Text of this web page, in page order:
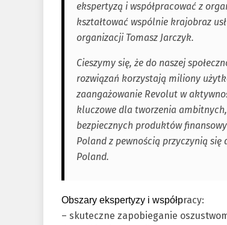
ekspertyzą i współpracować z
kształtować wspólnie krajobraz
organizacji Tomasz Jarczyk.
Cieszymy się, że do naszej
rozwiązań korzystają miliony
zaangażowanie Revolut w
kluczowe dla tworzenia
bezpiecznych produktów
Poland z pewnością przyczynią się
Poland.
Obszary ekspertyzy i współpracy:
– skuteczne zapobieganie